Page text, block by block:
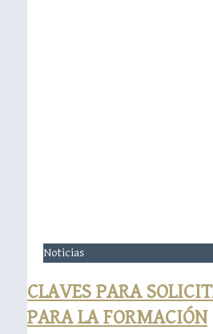
Noticias
CLAVES PARA
PARA LA FORMACIÓN